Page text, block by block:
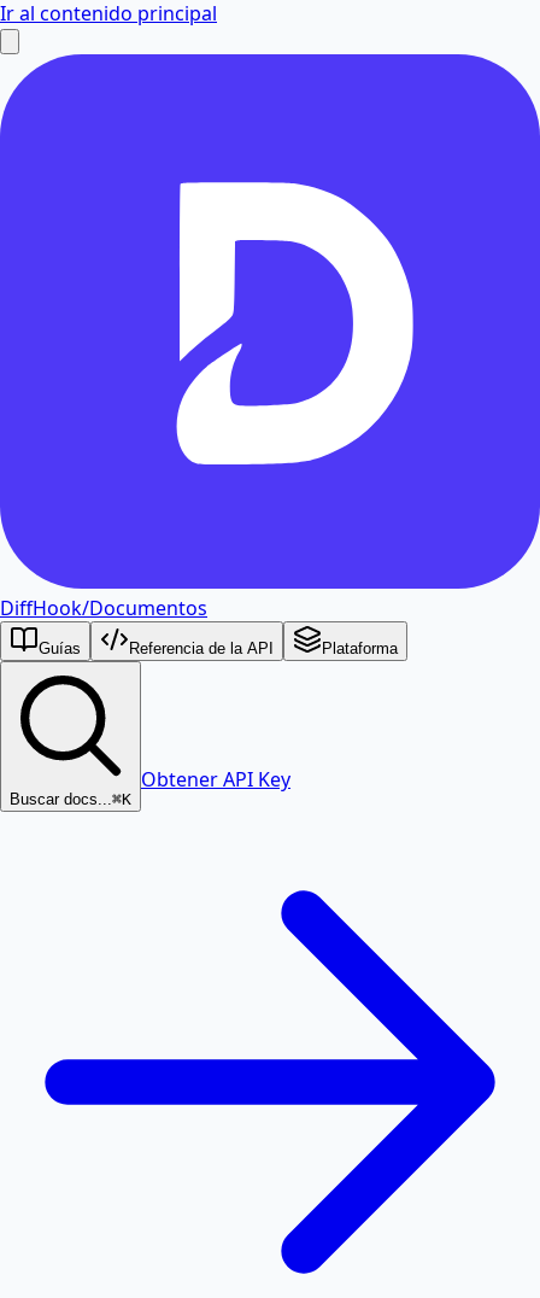
Ir al contenido principal
DiffHook/Documentos
Guías Referencia de la API Plataforma
Buscar docs... ⌘K
Obtener API Key